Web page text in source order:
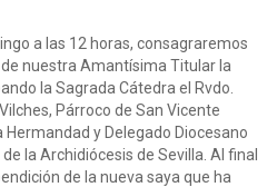
a las 12 horas, consagraremos
de nuestra Amantísima Titular la
la Sagrada Cátedra el Rvdo.
Párroco de San Vicente
y Delegado Diocesano
la Archidiócesis de Sevilla. Al final
de la nueva saya que ha